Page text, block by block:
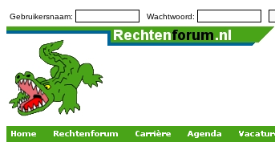
Gebruikersnaam: Wachtwoord: